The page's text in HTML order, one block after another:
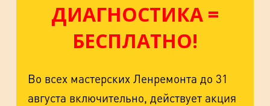
ДИАГНОСТИКА =
БЕСПЛАТНО!
Во всех мастерских Ленремонта до 31
августа включительно, действует акция